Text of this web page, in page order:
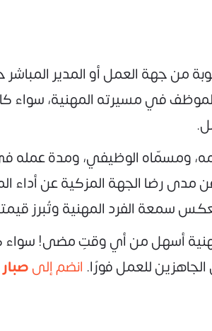
من جهة العمل أو المدير
الموظف في مسيرته المهنية،
ومسمّاه الوظيفي، ومدة عمله
مدى رضا الجهة المزكية عن
سمعة الفرد المهنية وتُبرز
أسهل من أي وقتٍ مضى!
للعمل فورًا. انضم إلىصبار